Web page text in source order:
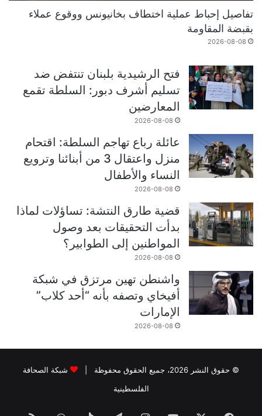
تفاصيل إحباط عملية اختطاف بخانيونس ووقوع عملاء
بقبضة المقاومة
2026-08-08
فتح الرشيدية بلبنان تنتفض ضد
تسليم أشرف دبور: السلطة تقمع
المعارضين
2026-08-08
عائلة رباع تهاجم السلطة: اقتحام
منزل واعتقال 3 من أبنائنا وترويع
النساء والأطفال
2026-08-08
قضية طارق النتشة: تساؤلات لماذا
بدأت التحقيقات بعد وصول
المواطنين إلى الطوابير؟
2026-08-08
واشنطن تهين مرتزق في شبكة
أفيخاي وتصفه بأنه “أحد كلاب”
الإمارات
2026-08-08
© حقوق النشر 2026، جميع الحقوق محفوظة |
شبكة الصحافة
الفلسطينية